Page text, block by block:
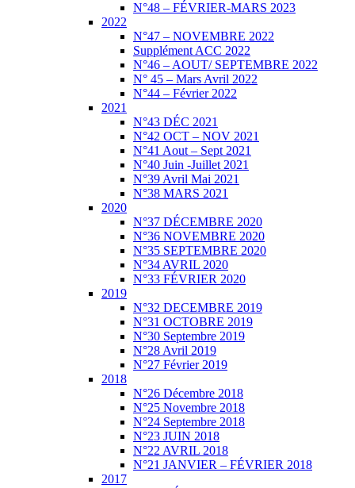
N°48 – FÉVRIER-MARS 2023
2022
N°47 – NOVEMBRE 2022
Supplément ACC 2022
N°46 – AOUT/ SEPTEMBRE 2022
N° 45 – Mars Avril 2022
N°44 – Février 2022
2021
N°43 DÉC 2021
N°42 OCT – NOV 2021
N°41 Aout – Sept 2021
N°40 Juin -Juillet 2021
N°39 Avril Mai 2021
N°38 MARS 2021
2020
N°37 DÉCEMBRE 2020
N°36 NOVEMBRE 2020
N°35 SEPTEMBRE 2020
N°34 AVRIL 2020
N°33 FÉVRIER 2020
2019
N°32 DECEMBRE 2019
N°31 OCTOBRE 2019
N°30 Septembre 2019
N°28 Avril 2019
N°27 Février 2019
2018
N°26 Décembre 2018
N°25 Novembre 2018
N°24 Septembre 2018
N°23 JUIN 2018
N°22 AVRIL 2018
N°21 JANVIER – FÉVRIER 2018
2017